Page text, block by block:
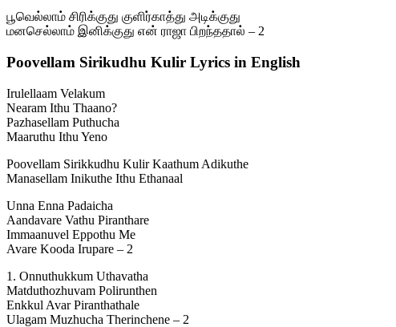
பூவெல்லாம் சிரிக்குது குளிர்காத்து அடிக்குது
மனசெல்லாம் இனிக்குது என் ராஜா பிறந்ததால் – 2
Poovellam Sirikudhu Kulir Lyrics in English
Irulellaam Velakum
Nearam Ithu Thaano?
Pazhasellam Puthucha
Maaruthu Ithu Yeno
Poovellam Sirikkudhu Kulir Kaathum Adikuthe
Manasellam Inikuthe Ithu Ethanaal
Unna Enna Padaicha
Aandavare Vathu Piranthare
Immaanuvel Eppothu Me
Avare Kooda Irupare – 2
1. Onnuthukkum Uthavatha
Matduthozhuvam Polirunthen
Enkkul Avar Piranthathale
Ulagam Muzhucha Therinchene – 2